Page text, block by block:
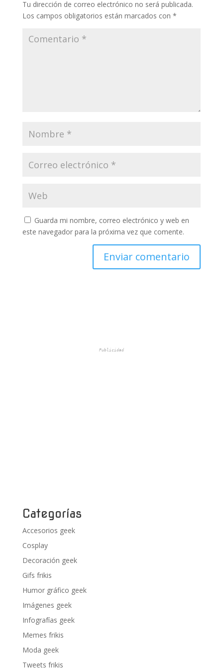
Tu dirección de correo electrónico no será publicada.
Los campos obligatorios están marcados con *
Guarda mi nombre, correo electrónico y web en
este navegador para la próxima vez que comente.
Publicidad
Categorías
Accesorios geek
Cosplay
Decoración geek
Gifs frikis
Humor gráfico geek
Imágenes geek
Infografías geek
Memes frikis
Moda geek
Tweets frikis